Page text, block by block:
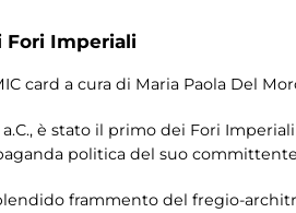
Fori Imperiali
card a cura di Maria Paola Del
è stato il primo dei Fori
politica del suo
frammento del fregio-